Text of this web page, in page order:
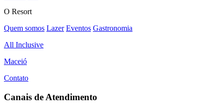
O Resort
Quem somos Lazer Eventos Gastronomia
All Inclusive
Maceió
Contato
Canais de Atendimento